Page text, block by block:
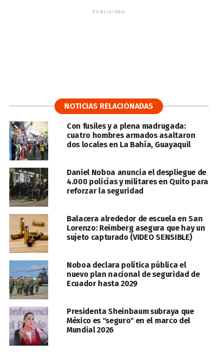
PUBLICIDAD
NOTICIAS RELACIONADAS
Con fusiles y a plena madrugada:
cuatro hombres armados asaltaron
dos locales en La Bahía, Guayaquil
Daniel Noboa anuncia el despliegue de
4.000 policías y militares en Quito para
reforzar la seguridad
Balacera alrededor de escuela en San
Lorenzo: Reimberg asegura que hay un
sujeto capturado (VIDEO SENSIBLE)
Noboa declara política pública el
nuevo plan nacional de seguridad de
Ecuador hasta 2029
Presidenta Sheinbaum subraya que
México es "seguro" en el marco del
Mundial 2026